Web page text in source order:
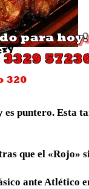
puntero. Esta
que el «Rojo»
ante Atlético